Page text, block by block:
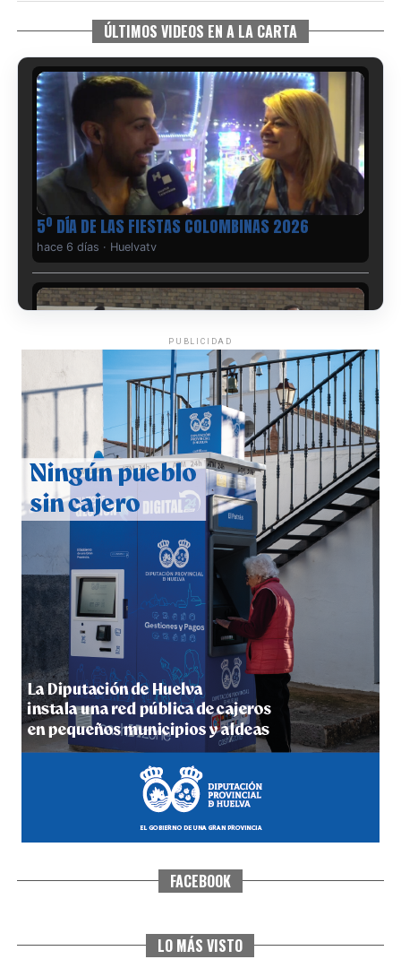
ÚLTIMOS VIDEOS EN A LA CARTA
5º DÍA DE LAS FIESTAS COLOMBINAS 2026
hace 6 días · Huelvatv
CUARTA CORRIDA DE LAS FIESTAS COLOMBINAS
2026
hace 7 días·Huelvatv
4º DÍA DE LAS FIESTAS COLOMBINAS 2026
hace 1 semana·Huelvatv
SEXTA CORRIDA DE LAS FIESTAS COLOMBINAS
PUBLICIDAD
FACEBOOK
LO MÁS VISTO